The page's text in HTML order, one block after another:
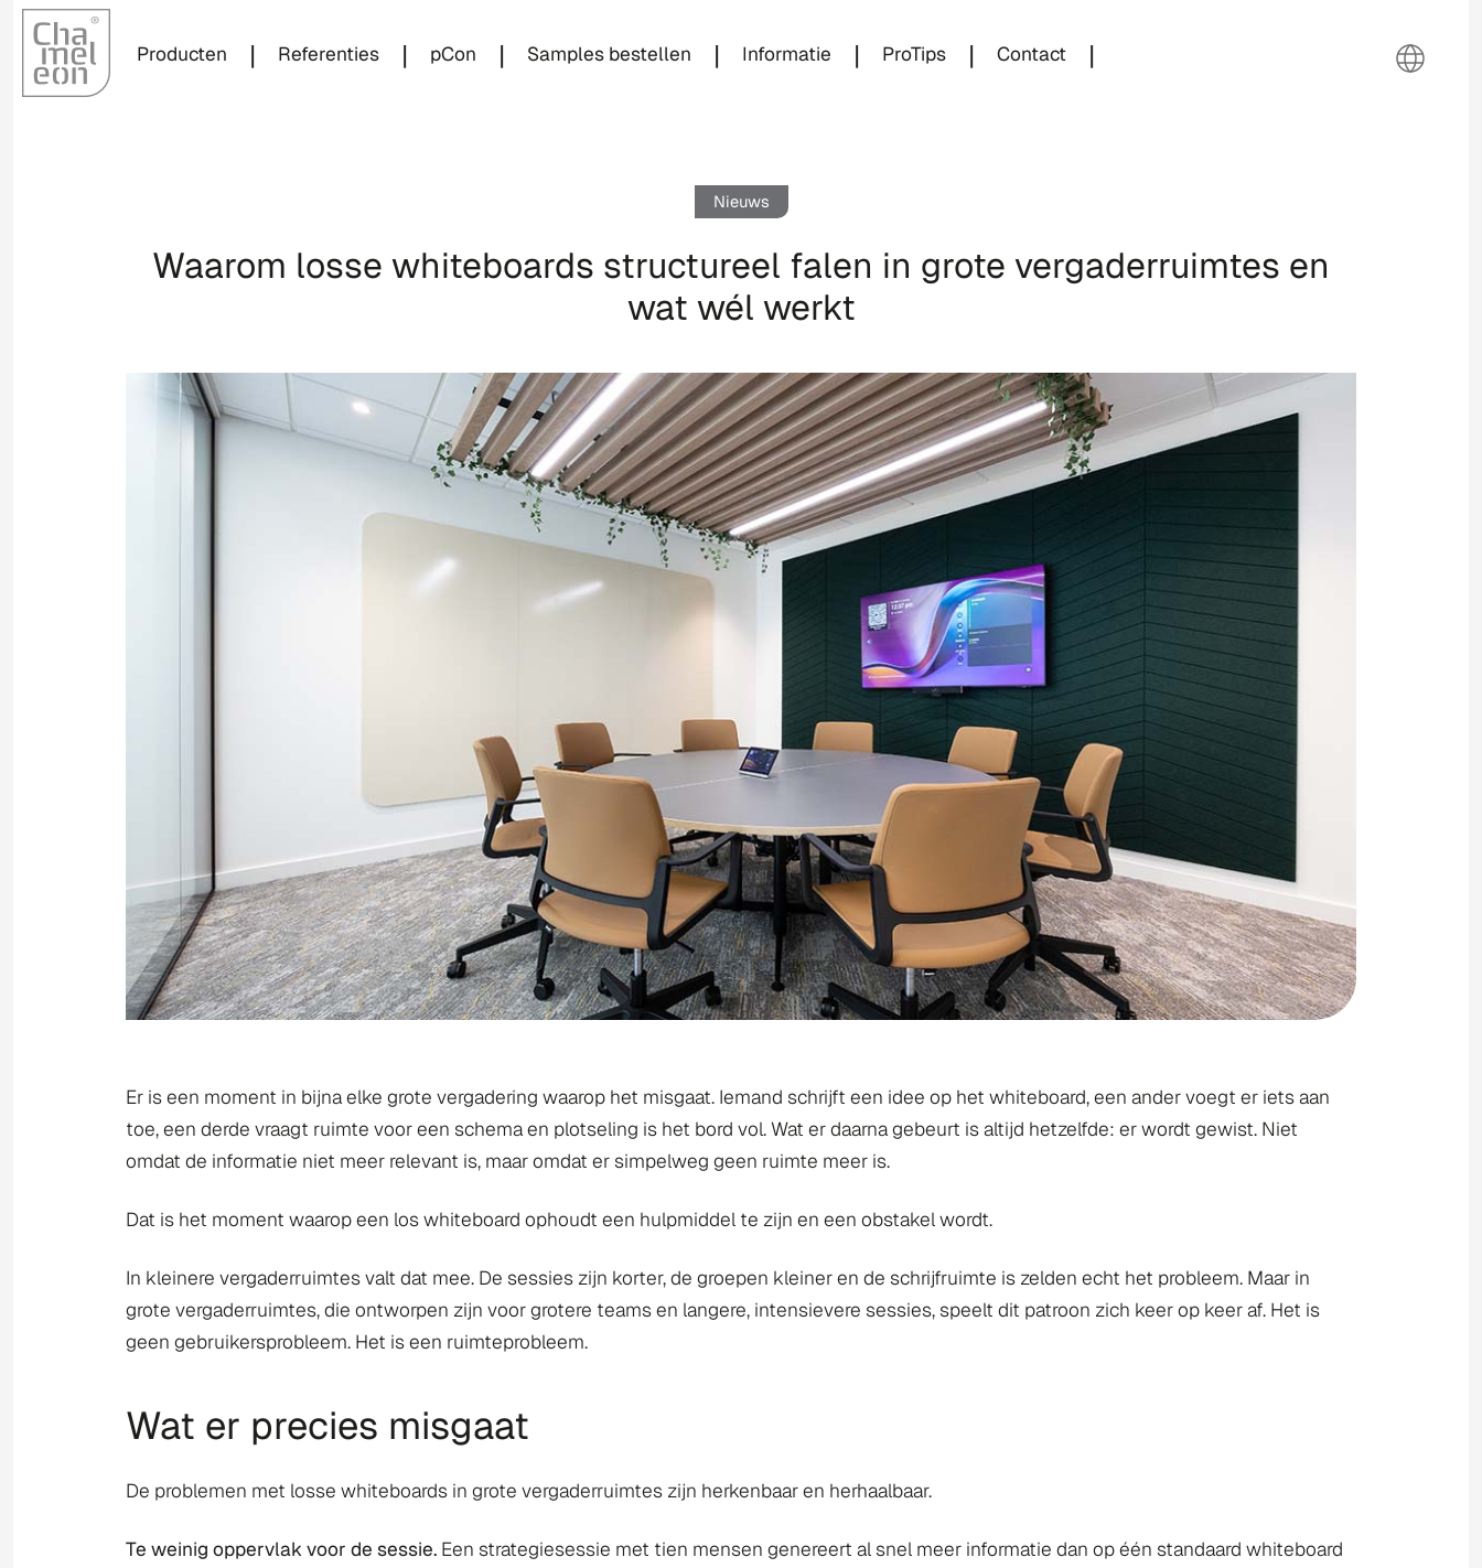
Producten | Referenties | pCon | Samples bestellen | Informatie | ProTips | Contact |
Nieuws
Waarom losse whiteboards structureel falen in grote vergaderruimtes en
wat wél werkt
Er is een moment in bijna elke grote vergadering waarop het misgaat. Iemand schrijft een idee op het whiteboard, een ander voegt er iets aan
toe, een derde vraagt ruimte voor een schema en plotseling is het bord vol. Wat er daarna gebeurt is altijd hetzelfde: er wordt gewist. Niet
omdat de informatie niet meer relevant is, maar omdat er simpelweg geen ruimte meer is.
Dat is het moment waarop een los whiteboard ophoudt een hulpmiddel te zijn en een obstakel wordt.
In kleinere vergaderruimtes valt dat mee. De sessies zijn korter, de groepen kleiner en de schrijfruimte is zelden echt het probleem. Maar in
grote vergaderruimtes, die ontworpen zijn voor grotere teams en langere, intensievere sessies, speelt dit patroon zich keer op keer af. Het is
geen gebruikersprobleem. Het is een ruimteprobleem.
Wat er precies misgaat
De problemen met losse whiteboards in grote vergaderruimtes zijn herkenbaar en herhaalbaar.
Te weinig oppervlak voor de sessie. Een strategiesessie met tien mensen genereert al snel meer informatie dan op één standaard whiteboard